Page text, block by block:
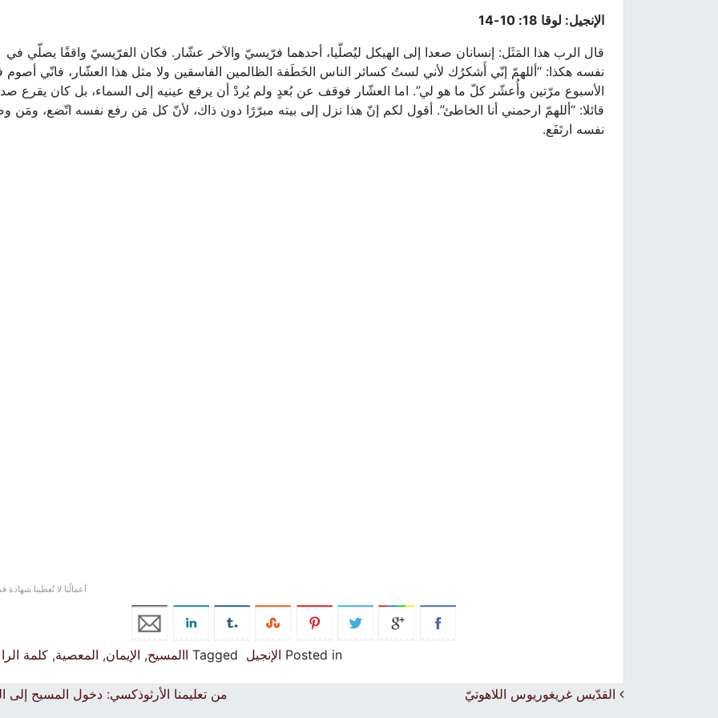
الإنجيل: لوقا 18: 10-14
قال الرب هذا المَثَل: إنسانان صعدا إلى الهيكل ليُصلّيا، أحدهما فرّيسيّ والآخر عشّار. فكان الفرّيسيّ واقفًا يصلّي في
نفسه هكذا: “أللهمّ إنّي أَشكرُك لأني لستُ كسائر الناس الخَطَفة الظالمين الفاسقين ولا مثل هذا العشّار، فانّي أصوم
الأسبوع مرّتين وأُعشّر كلّ ما هو لي”. اما العشّار فوقف عن بُعدٍ ولم يُردْ أن يرفع عينيه إلى السماء، بل كان يقرع
قائلا: “أللهمّ ارحمني أنا الخاطئ”. أقول لكم إنّ هذا نزل إلى بيته مبرّرًا دون ذاك، لأنّ كل مَن رفع نفسه اتّضع، ومَن
نفسه ارتَفَع.
أعمالُنا لا تُعطينا شهادة
Posted in الإنجيل Tagged االمسيح, الإيمان, المعصية, كلمة
Post navigation
القدّيس غريغوريوس اللاهوتيّ من تعليمنا الأرثوذكسي: دخول المسيح إلى